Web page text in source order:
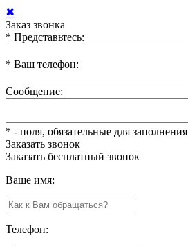
✖
Заказ звонка
* Представьтесь:
* Ваш телефон:
Сообщение:
* - поля, обязательные для заполнения
Заказать звонок
Заказать бесплатный звонок
Ваше имя:
Телефон: